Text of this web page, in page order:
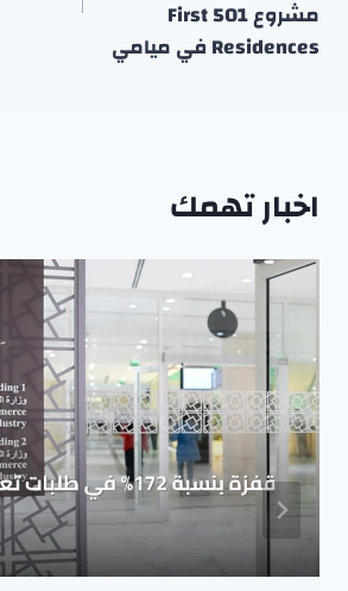
مشروع 501 First
Residences في ميامي
اخبار تهمك